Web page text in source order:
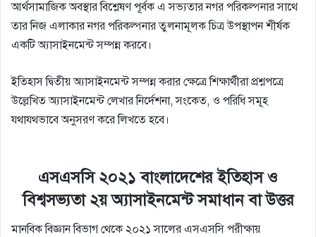
আর্থসামাজিক অবস্থার বিশ্লেষণ পূর্বক এ সভ্যতার নগর পরিকল্পনার সাথে
তার নিজ এলাকার নগর পরিকল্পনার তুলনামূলক চিত্র উপস্থাপন শীর্ষক
একটি অ্যাসাইনমেন্ট সম্পন্ন করবে।
ইতিহাস দ্বিতীয় অ্যাসাইনমেন্ট সম্পন্ন করার ক্ষেত্রে শিক্ষার্থীরা প্রশ্নপত্রে
উল্লেখিত অ্যাসাইনমেন্ট লেখার নির্দেশনা, সংকেত, ও পরিধি সমূহ
যথাযথভাবে অনুসরণ করে লিখতে হবে।
এসএসসি ২০২১ বাংলাদেশের ইতিহাস ও
বিশ্বসভ্যতা ২য় অ্যাসাইনমেন্ট সমাধান বা উত্তর
মানবিক বিজ্ঞান বিভাগ থেকে ২০২১ সালের এসএসসি পরীক্ষায়